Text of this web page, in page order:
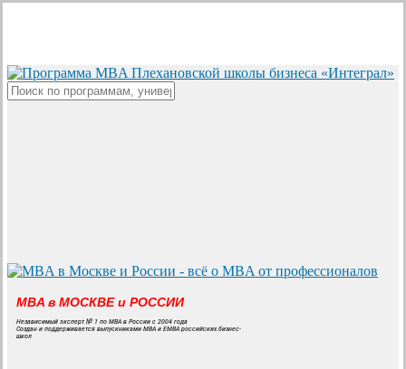
content
MBA в МОСКВЕ и РОССИИ
Независимый эксперт № 1 по MBA в России с 2004 года
Создан и поддерживается выпускниками MBA и EMBA российских бизнес-
школ